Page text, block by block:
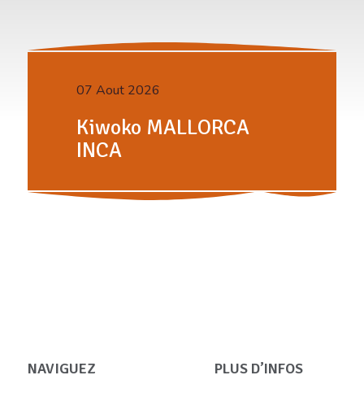
07 Aout 2026
Kiwoko MALLORCA
INCA
NAVIGUEZ PLUS D’INFOS